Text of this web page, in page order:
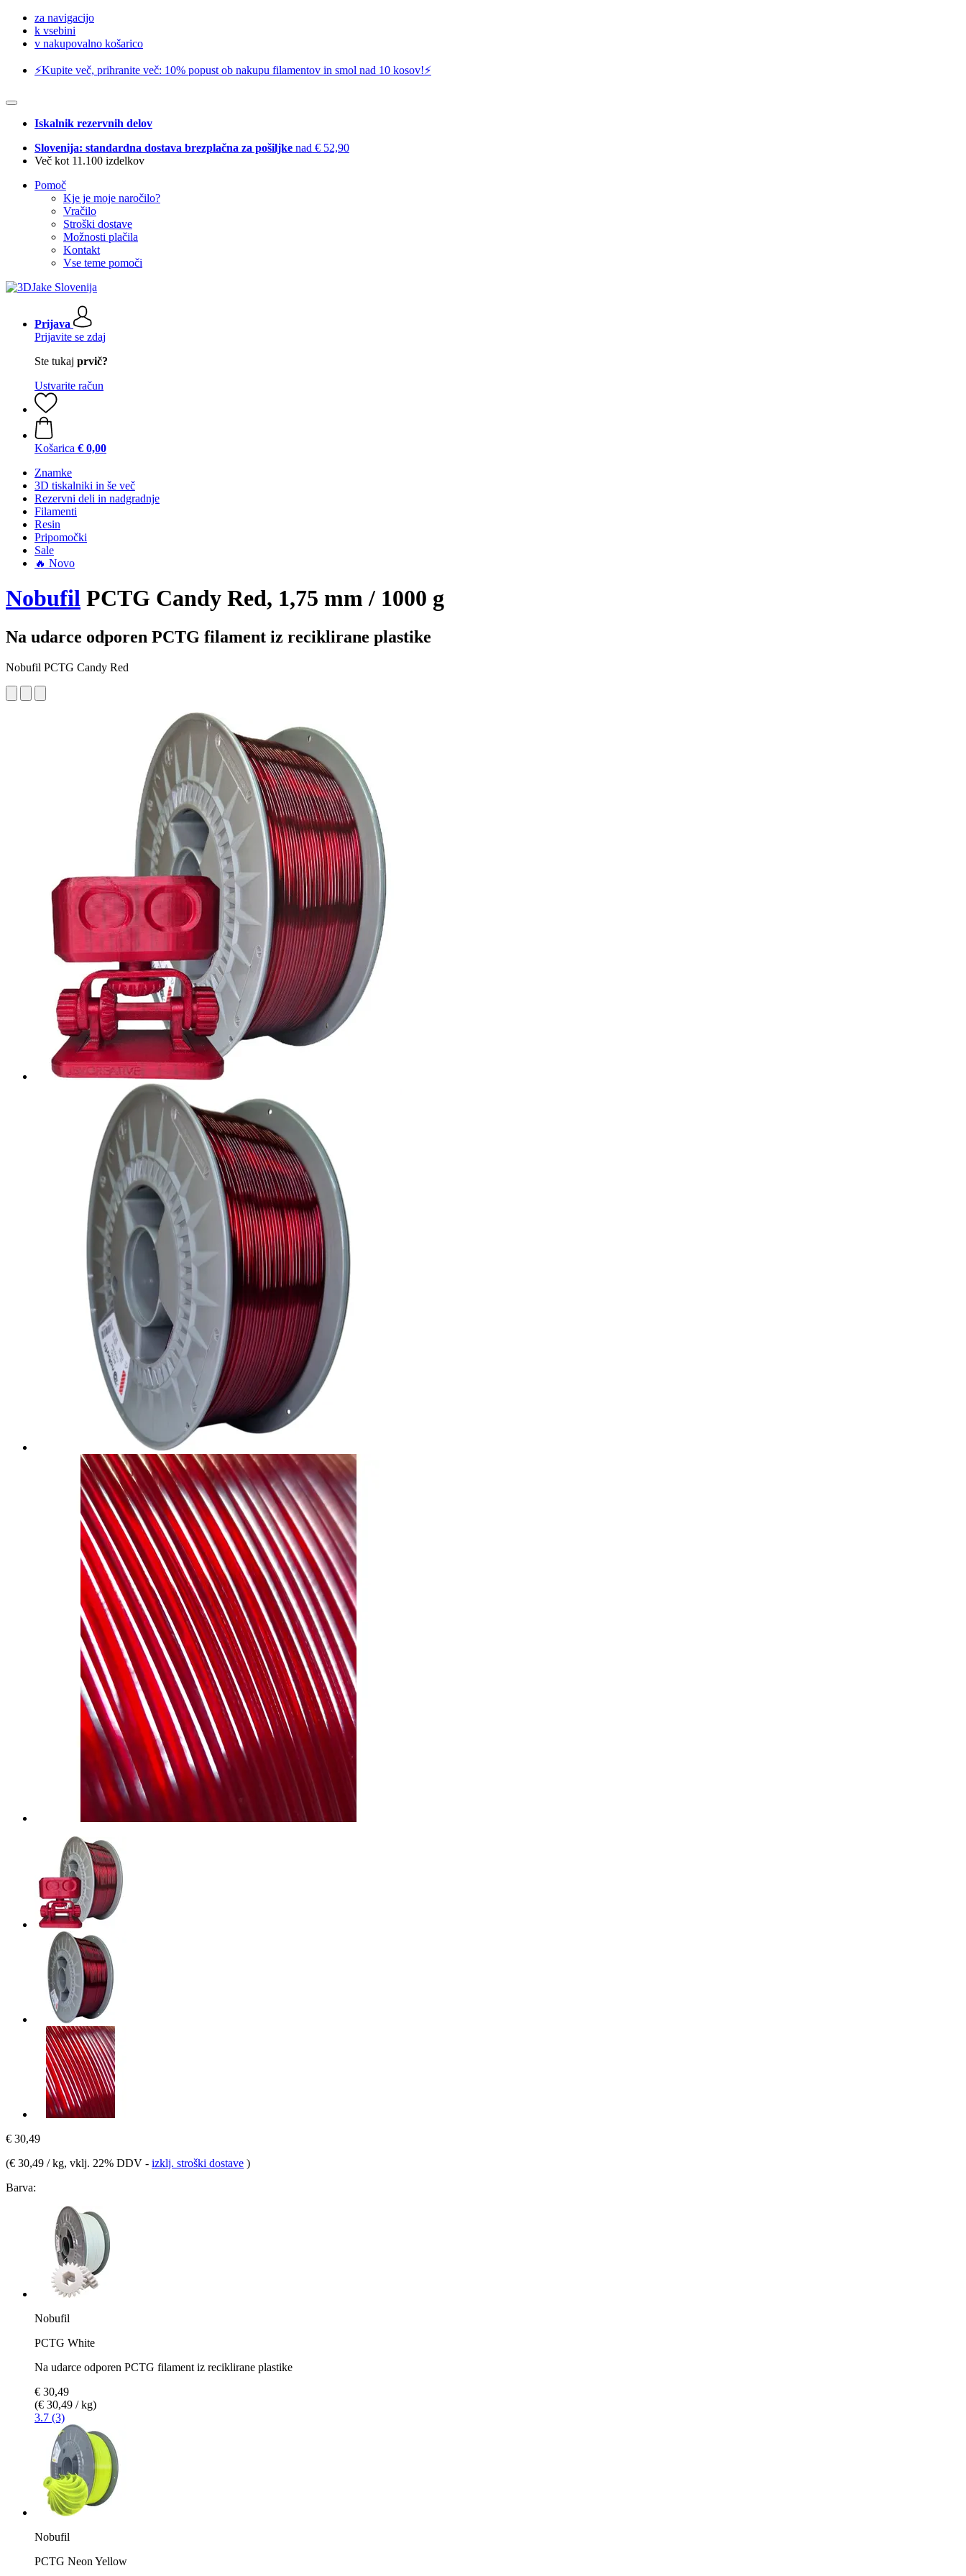
za navigacijo
k vsebini
v nakupovalno košarico
⚡️Kupite več, prihranite več: 10% popust ob nakupu filamentov in smol nad 10 kosov!⚡️
Iskalnik rezervnih delov
Slovenija: standardna dostava brezplačna za pošiljke nad € 52,90
Več kot 11.100 izdelkov
Pomoč
Kje je moje naročilo?
Vračilo
Stroški dostave
Možnosti plačila
Kontakt
Vse teme pomoči
Prijava
Prijavite se zdaj
Ste tukaj prvič?
Ustvarite račun
Košarica € 0,00
Znamke
3D tiskalniki in še več
Rezervni deli in nadgradnje
Filamenti
Resin
Pripomočki
Sale
🔥 Novo
Nobufil PCTG Candy Red, 1,75 mm / 1000 g
Na udarce odporen PCTG filament iz reciklirane plastike
Nobufil PCTG Candy Red
€ 30,49
(€ 30,49 / kg, vklj. 22% DDV - izklj. stroški dostave )
Barva:
Nobufil
PCTG White
Na udarce odporen PCTG filament iz reciklirane plastike
€ 30,49
(€ 30,49 / kg)
3.7 (3)
Nobufil
PCTG Neon Yellow